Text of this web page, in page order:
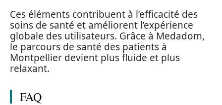
Ces éléments contribuent à l’efficacité des
soins de santé et améliorent l’expérience
globale des utilisateurs. Grâce à Medadom,
le parcours de santé des patients à
Montpellier devient plus fluide et plus
relaxant.
FAQ